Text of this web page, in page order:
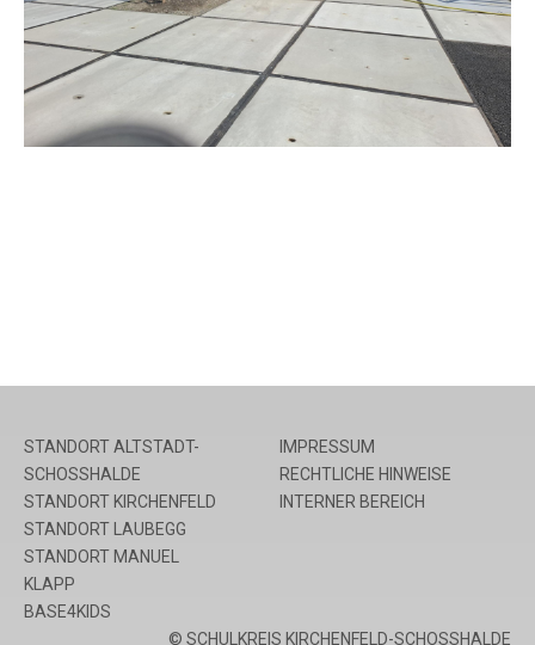
STANDORT ALTSTADT-
SCHOSSHALDE
STANDORT KIRCHENFELD
STANDORT LAUBEGG
STANDORT MANUEL
IMPRESSUM
RECHTLICHE HINWEISE
INTERNER BEREICH
KLAPP
BASE4KIDS
© SCHULKREIS KIRCHENFELD-SCHOSSHALDE